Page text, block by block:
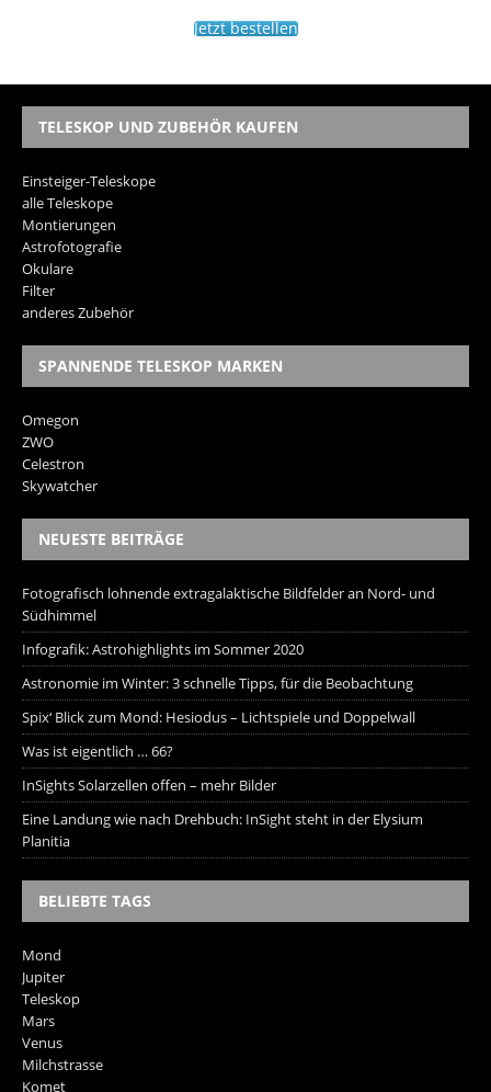
Jetzt bestellen
TELESKOP UND ZUBEHÖR KAUFEN
Einsteiger-Teleskope
alle Teleskope
Montierungen
Astrofotografie
Okulare
Filter
anderes Zubehör
SPANNENDE TELESKOP MARKEN
Omegon
ZWO
Celestron
Skywatcher
NEUESTE BEITRÄGE
Fotografisch lohnende extragalaktische Bildfelder an Nord- und
Südhimmel
Infografik: Astrohighlights im Sommer 2020
Astronomie im Winter: 3 schnelle Tipps, für die Beobachtung
Spix‘ Blick zum Mond: Hesiodus – Lichtspiele und Doppelwall
Was ist eigentlich … 66?
InSights Solarzellen offen – mehr Bilder
Eine Landung wie nach Drehbuch: InSight steht in der Elysium
Planitia
BELIEBTE TAGS
Mond
Jupiter
Teleskop
Mars
Venus
Milchstrasse
Komet